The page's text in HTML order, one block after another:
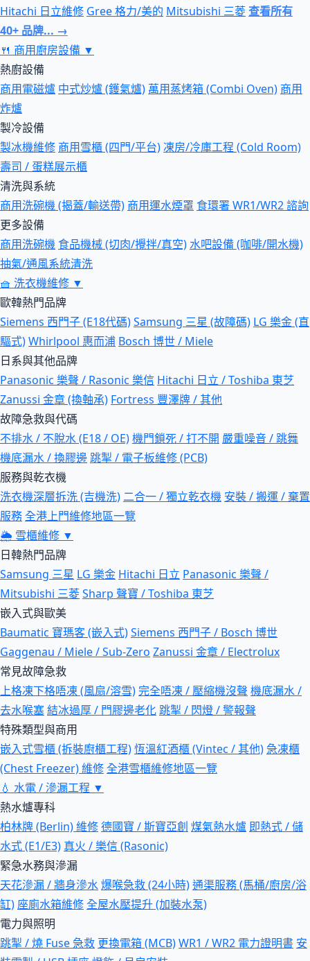
Hitachi 日立維修 Gree 格力/美的 Mitsubishi 三菱查看所有
40+ 品牌... →
🍴 商用廚房設備 ▼
熱廚設備
商用電磁爐 中式炒爐 (鑊氣爐) 萬用蒸烤箱 (Combi Oven) 商用
炸爐
製冷設備
製冰機維修 商用雪櫃 (四門/平台)凍房/冷庫工程 (Cold Room)
壽司 / 蛋糕展示櫃
清洗與系統
商用洗碗機 (揭蓋/輸送帶) 商用運水煙罩 食環署 WR1/WR2 諮詢
更多設備
商用洗碗機 食品機械 (切肉/攪拌/真空)水吧設備 (咖啡/開水機)
抽氣/通風系統清洗
🧺 洗衣機維修 ▼
歐韓熱門品牌
Siemens 西門子 (E18代碼)Samsung 三星 (故障碼) LG 樂金 (直
驅式)Whirlpool 惠而浦 Bosch 博世 / Miele
日系與其他品牌
Panasonic 樂聲 / Rasonic 樂信 Hitachi 日立 / Toshiba 東芝
Zanussi 金章 (換軸承) Fortress 豐澤牌 / 其他
故障急救與代碼
不排水 / 不脫水 (E18 / OE)機門鎖死 / 打不開 嚴重噪音 / 跳舞
機底漏水 / 換膠邊跳掣 / 電子板維修 (PCB)
服務與乾衣機
洗衣機深層拆洗 (吉機洗) 二合一 / 獨立乾衣機 安裝 / 搬運 / 棄置
服務全港上門維修地區一覽
🌦 雪櫃維修 ▼
日韓熱門品牌
Samsung 三星 LG 樂金 Hitachi 日立 Panasonic 樂聲 /
Mitsubishi 三菱Sharp 聲寶 / Toshiba 東芝
嵌入式與歐美
Baumatic 寶瑪客 (嵌入式)Siemens 西門子 / Bosch 博世
Gaggenau / Miele / Sub-Zero Zanussi 金章 / Electrolux
常見故障急救
上格凍下格唔凍 (風扇/溶雪)完全唔凍 / 壓縮機沒聲 機底漏水 /
去水喉塞結冰過厚 / 門膠邊老化跳掣 / 閃燈 / 警報聲
特殊類型與商用
嵌入式雪櫃 (拆裝廚櫃工程)恆溫紅酒櫃 (Vintec / 其他)急凍櫃
(Chest Freezer) 維修全港雪櫃維修地區一覽
💧 水電 / 滲漏工程 ▼
熱水爐專科
柏林牌 (Berlin) 維修德國寶 / 斯寶亞創 煤氣熱水爐 即熱式 / 儲
水式 (E1/E3) 真火 / 樂信 (Rasonic)
緊急水務與滲漏
天花滲漏 / 牆身滲水爆喉急救 (24小時)通渠服務 (馬桶/廚房/浴
缸) 座廁水箱維修全屋水壓提升 (加裝水泵)
電力與照明
跳掣 / 燒 Fuse 急救 更換電箱 (MCB)WR1 / WR2 電力證明書 安